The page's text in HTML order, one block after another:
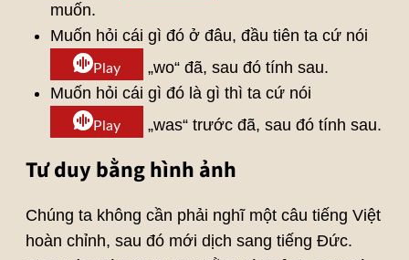
muốn.
Muốn hỏi cái gì đó ở đâu, đầu tiên ta cứ nói
Play
„wo“ đã, sau đó tính sau.
Muốn hỏi cái gì đó là gì thì ta cứ nói
Play „was“ trước đã, sau đó tính sau.
Tư duy bằng hình ảnh
Chúng ta không cần phải nghĩ một câu tiếng Việt
hoàn chỉnh, sau đó mới dịch sang tiếng Đức.